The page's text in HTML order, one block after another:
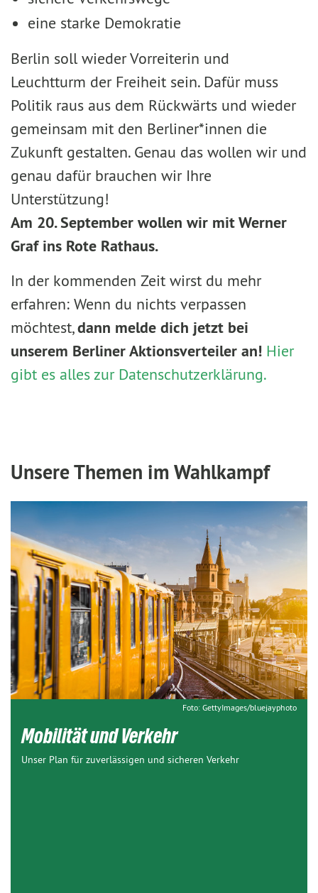
eine starke Demokratie
Berlin soll wieder Vorreiterin und
Leuchtturm der Freiheit sein. Dafür muss
Politik raus aus dem Rückwärts und wieder
gemeinsam mit den Berliner*innen die
Zukunft gestalten. Genau das wollen wir und
genau dafür brauchen wir Ihre
Unterstützung!
Am 20. September wollen wir mit Werner
Graf ins Rote Rathaus.
In der kommenden Zeit wirst du mehr
erfahren: Wenn du nichts verpassen
möchtest,dann melde dich jetzt bei
unserem Berliner Aktionsverteiler an! Hier
gibt es alles zur Datenschutzerklärung.
Unsere Themen im Wahlkampf
Foto: GettyImages/bluejayphoto
Mobilität und Verkehr
Unser Plan für zuverlässigen und sicheren Verkehr